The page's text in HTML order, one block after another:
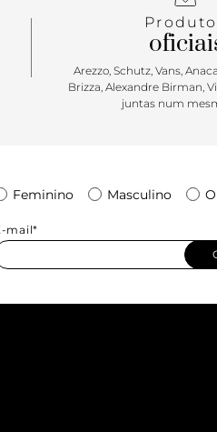
Arezzo, Schutz, Vans,
Brizza, Alexandre Birman,
juntas num
Feminino Masculino
mail*